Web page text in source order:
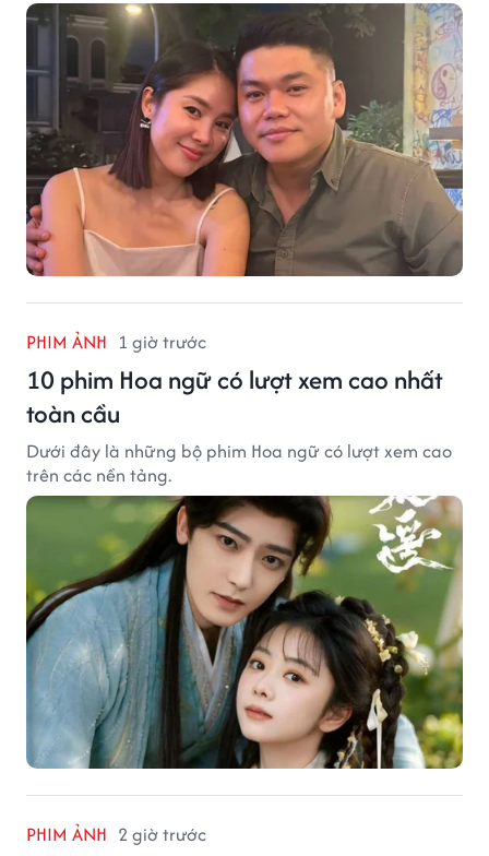
PHIM ẢNH 1 giờ trước
10 phim Hoa ngữ có lượt xem cao nhất
toàn cầu
Dưới đây là những bộ phim Hoa ngữ có lượt xem cao
trên các nền tảng.
PHIM ẢNH 2 giờ trước